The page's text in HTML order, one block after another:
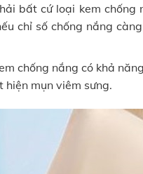
bất cứ loại kem chống
chỉ số chống nắng
chống nắng có khả
mụn viêm sưng.